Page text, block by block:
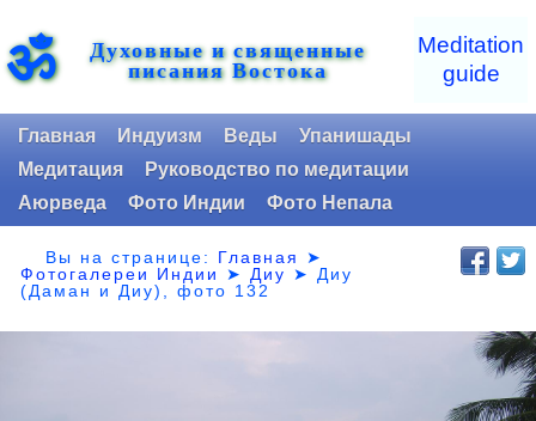
ॐ Духовные и священные
писания Востока
Meditation
guide
Главная Индуизм Веды
Упанишады
Медитация
Руководство по медитации
Аюрведа
Фото Индии Фото Непала
Вы на странице: Главная
➤
Фотогалереи Индии
➤ Диу ➤ Диу
(Даман и Диу), фото 132